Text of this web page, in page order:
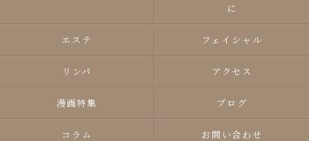
に
エステ フェイシャル
リンパ アクセス
漫画特集 ブログ
コラム お問い合わせ